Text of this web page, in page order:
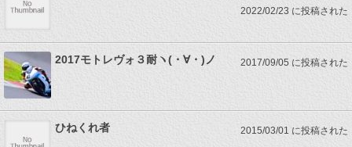
2022/02/23 に投稿された
2017モトレヴォ３耐ヽ(・∀・)ノ 2017/09/05 に投稿された
ひねくれ者 2015/03/01 に投稿された